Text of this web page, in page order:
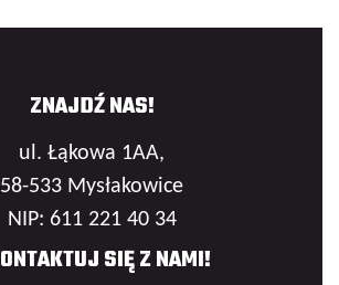
ZNAJDŹ NAS!
ul. Łąkowa 1AA,
58-533 Mysłakowice
NIP: 611 221 40 34
SIĘ Z NAMI!